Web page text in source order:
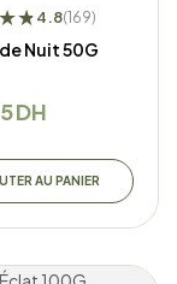
★★
★4.8(169)
Nuit 50G
DH
AU PANIER